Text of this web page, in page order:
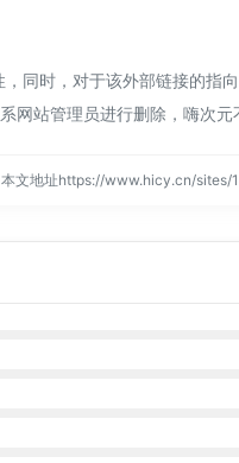
同时，对于该外部链接的指
站管理员进行删除，嗨次元
本文地址https://www.hicy.cn/sites/